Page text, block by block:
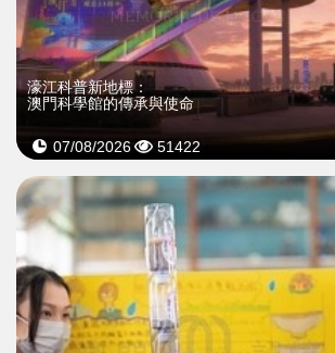
濠江科普新地標：
澳門科學館的傳承與使命
07/08/2026 51422